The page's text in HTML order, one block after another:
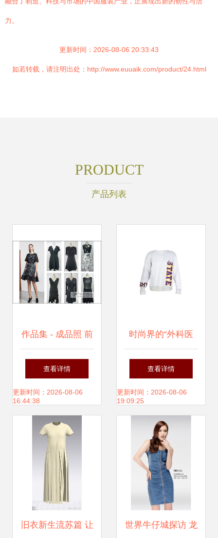
力。
更新时间：2026-08-06 20:33:43
如若转载，请注明出处：http://www.euuaik.com/product/24.html
PRODUCT
产品列表
作品集 - 成品照 前
公司风格下的服装
设计范例
查看详情
更新时间：2026-08-06
16:44:38
时尚界的“外科医
生” 盘点5家重塑服
装的低调高地
查看详情
更新时间：2026-08-06
19:09:25
旧衣新生流苏篇 让 世界牛仔城探访 龙